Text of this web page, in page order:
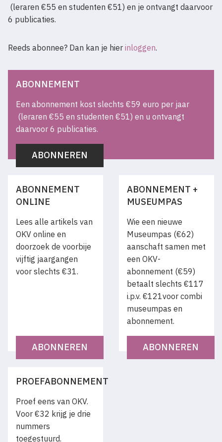
(leraren €55 en studenten €51) en je ontvangt daarvoor
6 publicaties.
Reeds abonnee? Dan kan je hier inloggen.
ABONNEMENT
Een abonnement kost slechts €59 euro per jaar
(leraren €55 en studenten €51) en u ontvangt
daarvoor 6 publicaties.
ABONNEREN
ABONNEMENT
ONLINE
Lees alle artikels van
OKV online en
doorzoek de voorbije
vijftig jaargangen
voor slechts €31.
ABONNEREN
ABONNEMENT +
MUSEUMPAS
Wie een nieuwe
Museumpas (€62)
aanschaft samen met
een OKV-
abonnement (€59)
betaalt slechts €117
i.p.v. €121voor combi
museumpas en
abonnement.
ABONNEREN
PROEFABONNEMENT
Proef eens van OKV.
Voor €32 krijg je drie
nummers
toegestuurd.